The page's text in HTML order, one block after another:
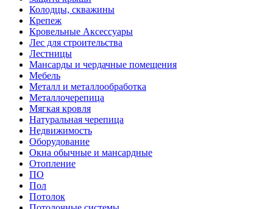
Колодцы, скважины
Крепеж
Кровельные Аксессуары
Лес для строительства
Лестницы
Мансарды и чердачные помещения
Мебель
Металл и металлообработка
Металлочерепица
Мягкая кровля
Натуральная черепица
Недвижимость
Оборудование
Окна обычные и мансардные
Отопление
ПО
Пол
Потолок